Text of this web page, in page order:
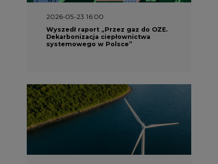
2026-05-23 16:00
Wyszedł raport „Przez gaz do OZE.
Dekarbonizacja ciepłownictwa
systemowego w Polsce”